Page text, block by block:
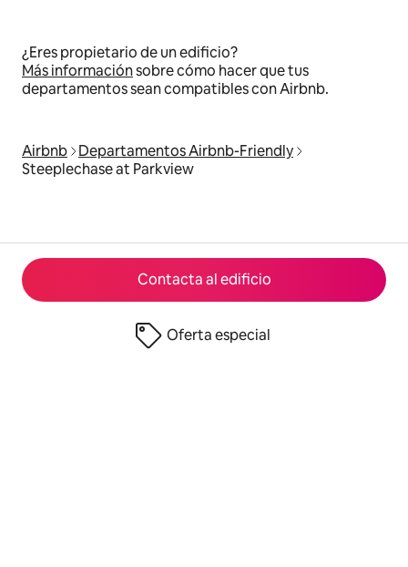
Contacta al edificio
Oferta especial
¿Eres propietario de un edificio?
Más informaciónsobre cómo hacer que tus
departamentos sean compatibles con Airbnb.
Airbnb
Departamentos Airbnb-Friendly
Steeplechase at Parkview